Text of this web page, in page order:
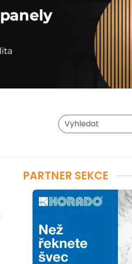
PARTNER SEKCE